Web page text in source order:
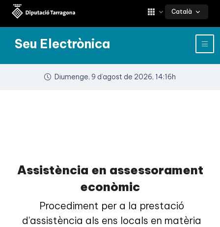
Català
Seu Electrònica
Diumenge, 9 d’agost de 2026, 14:16h
Assistència en assessorament
econòmic
Procediment per a la prestació
d'assistència als ens locals en matèria